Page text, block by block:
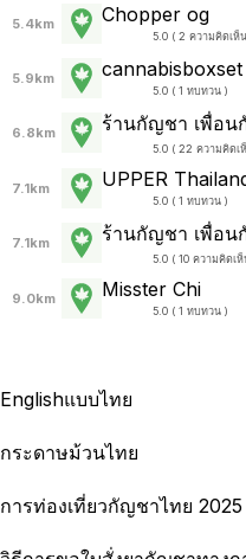
5.4km Chopper og
5.0 ( 2 ความคิดเห็
5.9km cannabisboxset
5.0 ( 1 ทบทวน )
6.8km ร้านกัญชา เพื่อน
5.0 ( 22 ความคิดเ
7.1km UPPER
5.0 ( 1 ทบทวน )
7.1km ร้านกัญชา เพื่อน
5.0 ( 10 ความคิดเห็
9.0km Misster Chi
5.0 ( 1 ทบทวน )
Englishแบบไทย
กระดาษม้วนไทย
การท่องเที่ยวกัญชาไทย 2025